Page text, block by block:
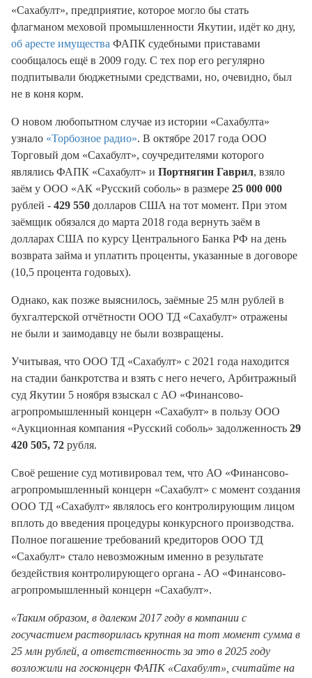
«Сахабулт», предприятие, которое могло бы стать
флагманом меховой промышленности Якутии, идёт ко дну,
об аресте имущества ФАПК судебными приставами
сообщалось ещё в 2009 году. С тех пор его регулярно
подпитывали бюджетными средствами, но, очевидно, был
не в коня корм.
О новом любопытном случае из истории «Сахабулта»
узнало «Торбозное радио». В октябре 2017 года ООО
Торговый дом «Сахабулт», соучредителями которого
являлись ФАПК «Сахабулт» и Портнягин Гаврил, взяло
заём у ООО «АК «Русский соболь» в размере 25 000 000
рублей - 429 550 долларов США на тот момент. При этом
заёмщик обязался до марта 2018 года вернуть заём в
долларах США по курсу Центрального Банка РФ на день
возврата займа и уплатить проценты, указанные в договоре
(10,5 процента годовых).
Однако, как позже выяснилось, заёмные 25 млн рублей в
бухгалтерской отчётности ООО ТД «Сахабулт» отражены
не были и заимодавцу не были возвращены.
Учитывая, что ООО ТД «Сахабулт» с 2021 года находится
на стадии банкротства и взять с него нечего, Арбитражный
суд Якутии 5 ноября взыскал с АО «Финансово-
агропромышленный концерн «Сахабулт» в пользу ООО
«Аукционная компания «Русский соболь» задолженность 29
420 505, 72 рубля.
Своё решение суд мотивировал тем, что АО «Финансово-
агропромышленный концерн «Сахабулт» с момент создания
ООО ТД «Сахабулт» являлось его контролирующим лицом
вплоть до введения процедуры конкурсного производства.
Полное погашение требований кредиторов ООО ТД
«Сахабулт» стало невозможным именно в результате
бездействия контролирующего органа - АО «Финансово-
агропромышленный концерн «Сахабулт».
«Таким образом, в далеком 2017 году в компании с
госучастием растворилась крупная на тот момент сумма в
25 млн рублей, а ответственность за это в 2025 году
возложили на госконцерн ФАПК «Сахабулт», считайте на